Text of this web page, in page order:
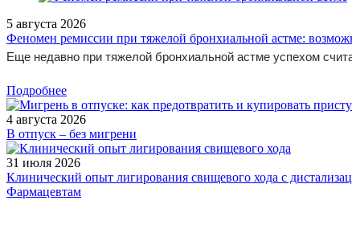
5 августа 2026
Феномен ремиссии при тяжелой бронхиальной астме:
Еще недавно при тяжелой бронхиальной астме успехом
Подробнее
4 августа 2026
В отпуск – без мигрени
31 июля 2026
Клинический опыт лигирования свищевого хода с
Фармацевтам